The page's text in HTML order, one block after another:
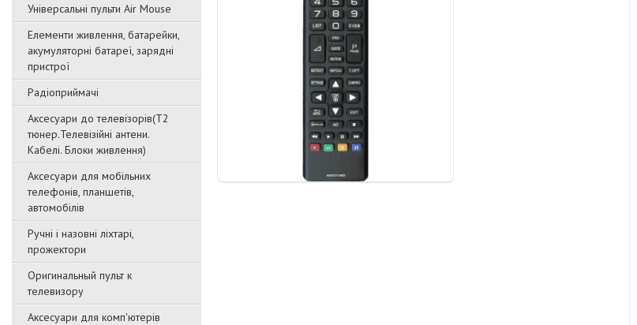
Універсальні пульти Air Mouse
Елементи живлення, батарейки,
акумуляторні батареї, зарядні
пристрої
Радіоприймачі
Аксесуари до телевізорів(T2
тюнер.Телевізійні антени.
Кабелі. Блоки живлення)
Аксесуари для мобільних
телефонів, планшетів,
автомобілів
Ручні і назовні ліхтарі,
прожектори
Оригинальный пульт к
телевизору
Аксесуари для комп'ютерів